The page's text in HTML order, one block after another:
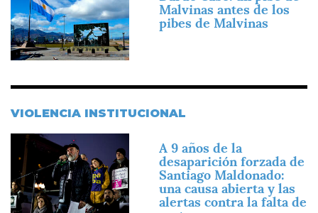
Malvinas antes de los
pibes de Malvinas
VIOLENCIA INSTITUCIONAL
Imagen
A 9 años de la
desaparición forzada de
Santiago Maldonado:
una causa abierta y las
alertas contra la falta de